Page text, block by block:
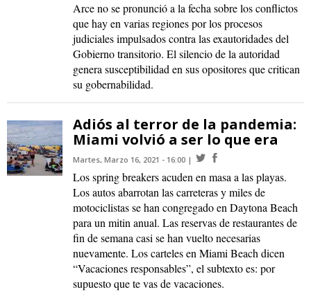
Arce no se pronunció a la fecha sobre los conflictos
que hay en varias regiones por los procesos
judiciales impulsados contra las exautoridades del
Gobierno transitorio. El silencio de la autoridad
genera susceptibilidad en sus opositores que critican
su gobernabilidad.
Adiós al terror de la pandemia:
Miami volvió a ser lo que era
Martes, Marzo 16, 2021 - 16:00
Los spring breakers acuden en masa a las playas.
Los autos abarrotan las carreteras y miles de
motociclistas se han congregado en Daytona Beach
para un mitin anual. Las reservas de restaurantes de
fin de semana casi se han vuelto necesarias
nuevamente. Los carteles en Miami Beach dicen
“Vacaciones responsables”, el subtexto es: por
supuesto que te vas de vacaciones.